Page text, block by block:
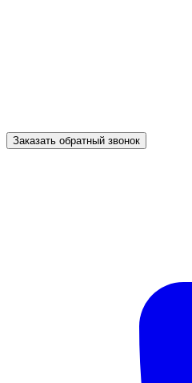
Заказать обратный звонок